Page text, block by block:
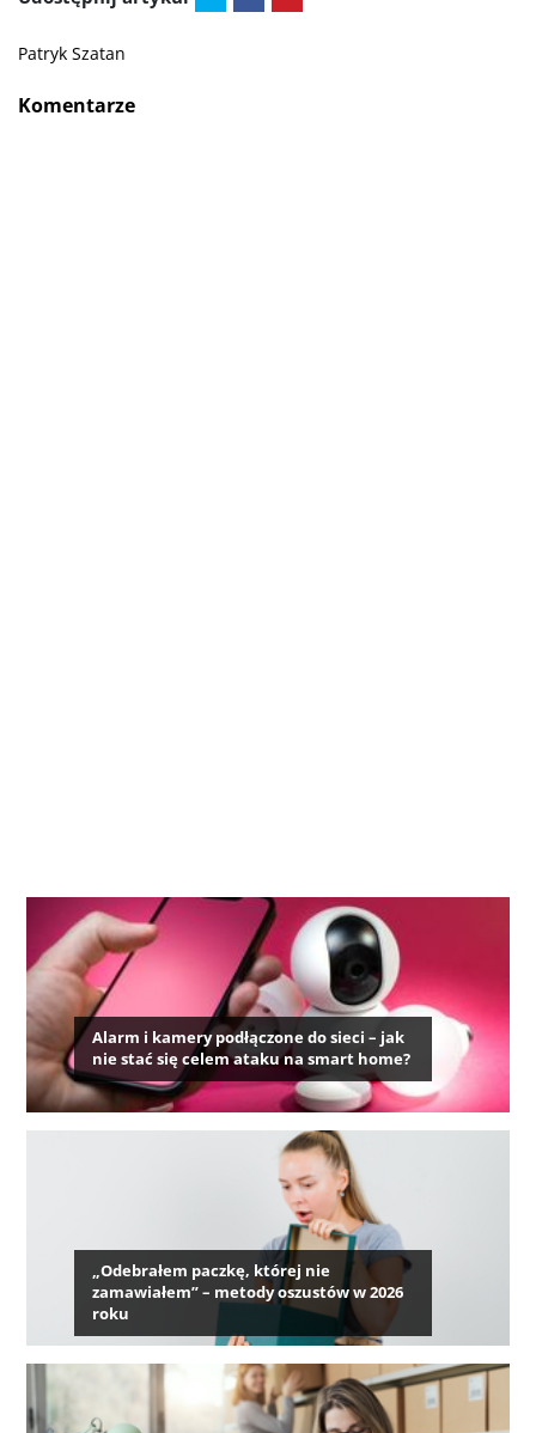
Patryk Szatan
Komentarze
Alarm i kamery podłączone do sieci – jak
nie stać się celem ataku na smart home?
„Odebrałem paczkę, której nie
zamawiałem” – metody oszustów w 2026
roku